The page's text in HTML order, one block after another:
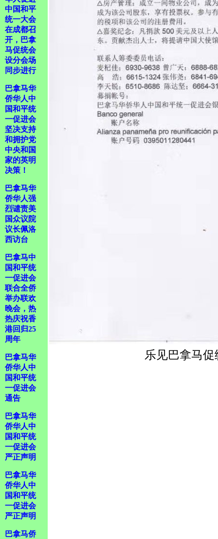
中国和平
统一大会
在成都召
开，巴拿
马促统会
设分会场
同步进行
巴拿马华
侨华人中
国和平统
一促进会
坚决支持
和拥护党
中央和国
家的英明
决策！
巴拿马华
侨华人强
烈谴责美
国众议院
议长佩洛
西访台
巴拿马中
国和平统
一促进会
联合全侨
举办联欢
晚会，热
热庆祝香
港回归25
周年
巴拿马华
侨华人中
国和平统
一促进会
通告
巴拿马华
侨华人中
国和平统
一促进会
严正声明
巴拿马华
侨华人中
国和平统
一促进会
严正声明
巴拿马侨
乐见巴拿马